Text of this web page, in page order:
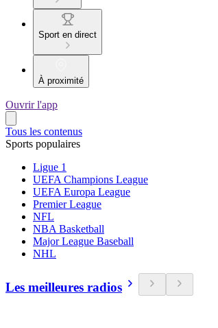
Sport en direct
À proximité
Ouvrir l'app
Tous les contenus
Sports populaires
Ligue 1
UEFA Champions League
UEFA Europa League
Premier League
NFL
NBA Basketball
Major League Baseball
NHL
Les meilleures radios